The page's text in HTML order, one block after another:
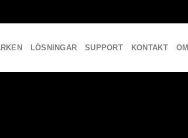
LÖSNINGAR SUPPORT KONTAKT